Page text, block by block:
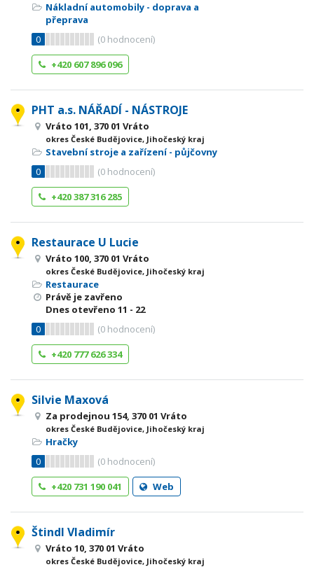
Nákladní automobily - doprava a
přeprava
0
(0 hodnocení)
+420 607 896 096
PHT a.s. NÁŘADÍ - NÁSTROJE
Vráto 101, 370 01 Vráto
okres České Budějovice, Jihočeský kraj
Stavební stroje a zařízení - půjčovny
0
(0 hodnocení)
+420 387 316 285
Restaurace U Lucie
Vráto 100, 370 01 Vráto
okres České Budějovice, Jihočeský kraj
Restaurace
Právě je zavřeno
Dnes otevřeno 11 - 22
0
(0 hodnocení)
+420 777 626 334
Silvie Maxová
Za prodejnou 154, 370 01 Vráto
okres České Budějovice, Jihočeský kraj
Hračky
0
(0 hodnocení)
+420 731 190 041
Web
Štindl Vladimír
Vráto 10, 370 01 Vráto
okres České Budějovice, Jihočeský kraj